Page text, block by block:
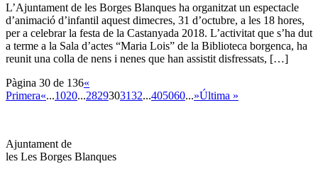
L’Ajuntament de les Borges Blanques ha organitzat un espectacle
d’animació d’infantil aquest dimecres, 31 d’octubre, a les 18 hores,
per a celebrar la festa de la Castanyada 2018. L’activitat que s’ha dut
a terme a la Sala d’actes “Maria Lois” de la Biblioteca borgenca, ha
reunit una colla de nens i nenes que han assistit disfressats, […]
Pàgina 30 de 136«
Primera«...1020...2829303132...405060...»Última »
Ajuntament de
les Les Borges Blanques